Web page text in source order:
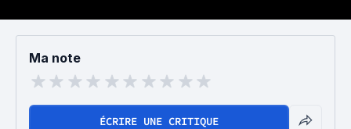
Ma note
ÉCRIRE UNE CRITIQUE